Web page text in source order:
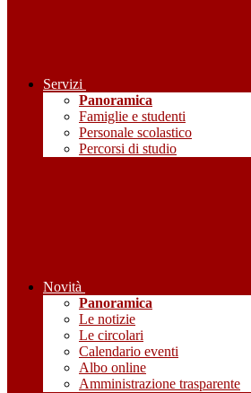
Servizi
Panoramica
Famiglie e studenti
Personale scolastico
Percorsi di studio
Novità
Panoramica
Le notizie
Le circolari
Calendario eventi
Albo online
Amministrazione trasparente